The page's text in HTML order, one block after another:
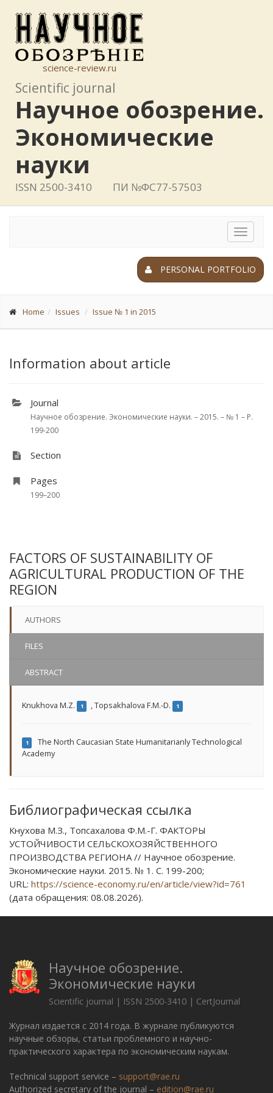
science-review.ru
Scientific journal
Научное обозрение.
Экономические
науки
ISSN 2500-3410 ПИ №ФС77-57503
Toggle
PERSONAL PORTFOLIO
Home Issues Issue № 1 in 2015
Information about article
Journal
Научное обозрение. Экономические науки. – 2015. – № 1 – P.
199-200
Section
Pages
199–200
FACTORS OF SUSTAINABILITY OF
AGRICULTURAL PRODUCTION OF THE
REGION
AUTHORS
FILES
ABSTRACT
Knukhova M.Z. 1 ,Topsakhalova F.M.-D. 1
1
The North Caucasian State Humanitarianly Technological
Academy
Библиографическая ссылка
Кнухова М.З., Топсахалова Ф.М.-Г. ФАКТОРЫ
УСТОЙЧИВОСТИ СЕЛЬСКОХОЗЯЙСТВЕННОГО
ПРОИЗВОДСТВА РЕГИОНА // Научное обозрение.
Экономические науки. 2015. № 1. С. 199-200;
URL: https://science-economy.ru/en/article/view?id=761
(дата обращения: 08.08.2026).
Научное обозрение.
Экономические науки
Scientific journal | ISSN 2500-3410 | CertJournal
Журнал издается с 2014 года. В журнале публикуются
научные обзоры, статьи проблемного и научно-
практического характера по экономическим наукам.
Technical support service – support@rae.ru
Authorized secretary of the journal – edition@rae.ru